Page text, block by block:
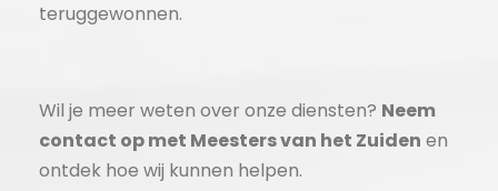
teruggewonnen.
Wil je meer weten over onze diensten? Neem
contact op met Meesters van het Zuiden en
ontdek hoe wij kunnen helpen.